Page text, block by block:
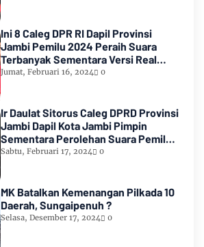
Ini 8 Caleg DPR RI Dapil Provinsi
Jambi Pemilu 2024 Peraih Suara
Terbanyak Sementara Versi Real
Count KPU RI
Jumat, Februari 16, 2024 0
Ir Daulat Sitorus Caleg DPRD Provinsi
Jambi Dapil Kota Jambi Pimpin
Sementara Perolehan Suara Pemilu
2024
Sabtu, Februari 17, 2024 0
MK Batalkan Kemenangan Pilkada 10
Daerah, Sungaipenuh ?
Selasa, Desember 17, 2024 0